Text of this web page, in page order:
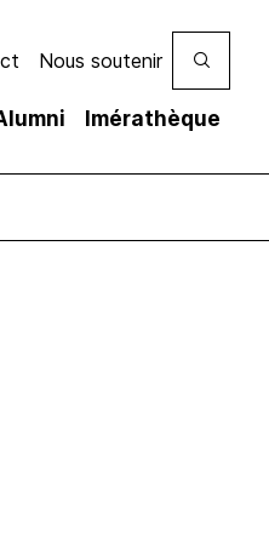
Nous soutenir
Imérathèque